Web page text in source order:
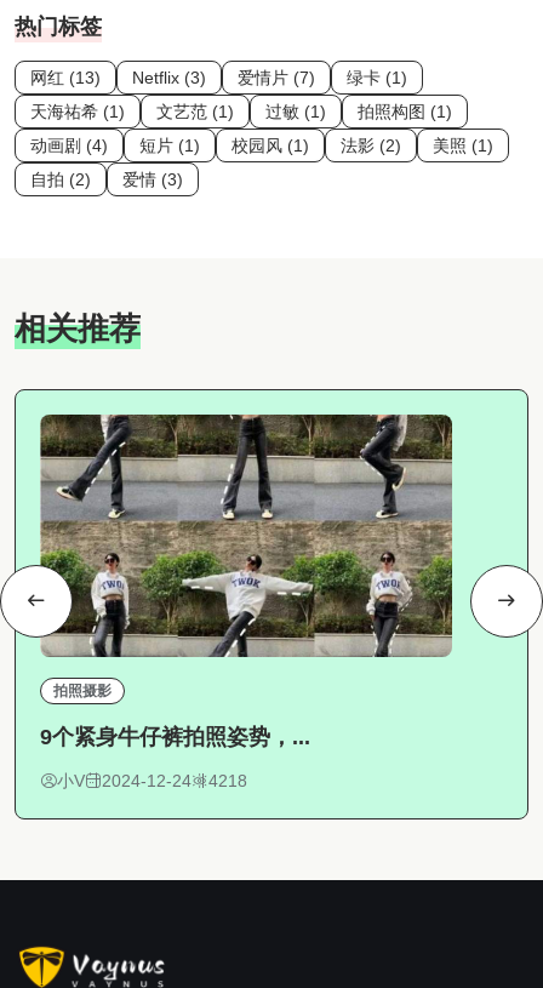
热门标签
网红 (13) Netflix (3) 爱情片 (7)
绿卡 (1)
天海祐希 (1)
文艺范 (1) 过敏 (1)
拍照构图 (1)
动画剧 (4)
短片 (1) 校园风 (1) 法影 (2)
美照 (1)
自拍 (2)
爱情 (3)
相关推荐
拍照摄影
9个紧身牛仔裤拍照姿势，...
小V 2024-12-24 4218